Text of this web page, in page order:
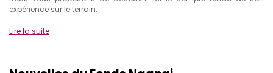
expérience sur le terrain.
Lire la suite